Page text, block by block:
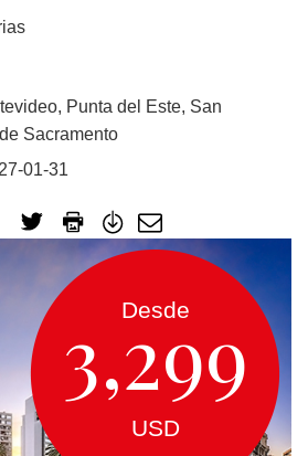
Punta del Este, San
Sacramento
01-31
Desde
3,299
USD